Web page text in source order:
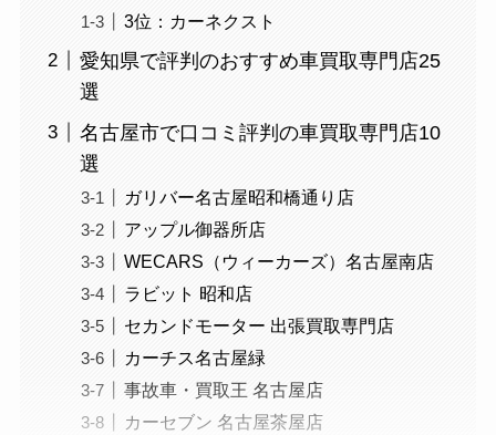
3位：カーネクスト
愛知県で評判のおすすめ車買取専門店25
選
名古屋市で口コミ評判の車買取専門店10
選
ガリバー名古屋昭和橋通り店
アップル御器所店
WECARS（ウィーカーズ）名古屋南店
ラビット 昭和店
セカンドモーター 出張買取専門店
カーチス名古屋緑
事故車・買取王 名古屋店
カーセブン 名古屋茶屋店